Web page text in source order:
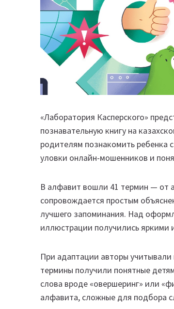
«Лаборатория Касперского»
познавательную книгу на
родителям познакомить ребенка
уловки онлайн-мошенников и
В алфавит вошли 41 термин — от
сопровождается простым
лучшего запоминания. Над
иллюстрации получились яркими
При адаптации авторы
термины получили понятные
слова вроде «овершеринг» или
алфавита, сложные для подбора